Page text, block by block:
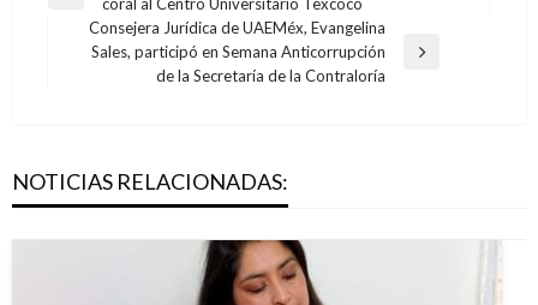
entradas
anterior
coral al Centro Universitario Texcoco
Entrada
Consejera Jurídica de UAEMéx, Evangelina
Sales, participó en Semana Anticorrupción
de la Secretaría de la Contraloría
NOTICIAS RELACIONADAS: